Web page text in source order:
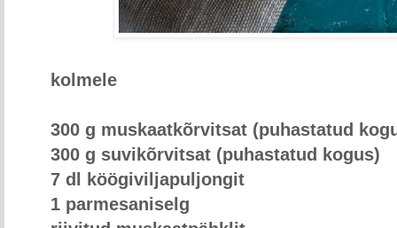
kolmele
300 g muskaatkõrvitsat (puhastatud
300 g suvikõrvitsat (puhastatud kogus)
7 dl köögiviljapuljongit
1 parmesaniselg